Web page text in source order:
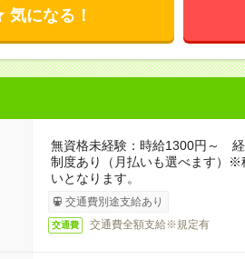
気になる！
無資格未経験：時給1300円～
制度あり（月払いも選べます）※
いとなります。
交通費別途支給あり
交通費 交通費全額支給※規定有